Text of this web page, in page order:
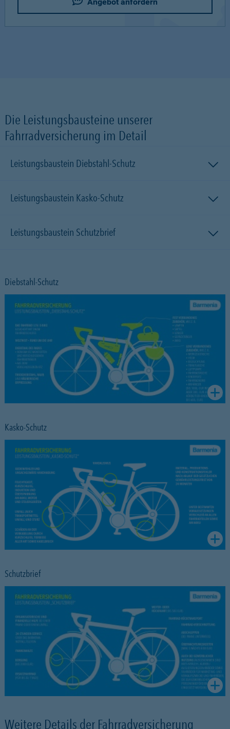
Die Leistungsbausteine unserer
Fahrradversicherung im Detail
Leistungsbaustein Diebstahl-Schutz
Leistungsbaustein Kasko-Schutz
Leistungsbaustein Schutzbrief
Diebstahl-Schutz
Kasko-Schutz
Schutzbrief
Weitere Details der Fahrradversicherung